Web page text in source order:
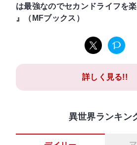
は最強なのでセカンドライフを
』（MFブックス）
詳しく見る!!
異世界ランキン